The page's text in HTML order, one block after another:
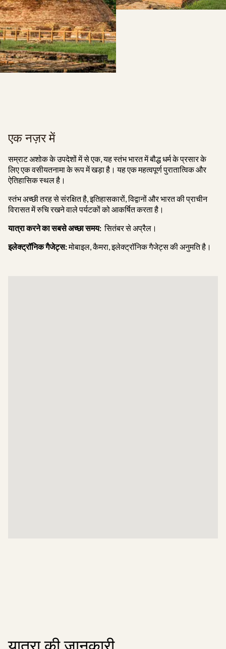
एक नज़र में
सम्राट अशोक के उपदेशों में से एक, यह स्तंभ भारत में बौद्ध धर्म के प्रसार के
लिए एक वसीयतनामा के रूप में खड़ा है। यह एक महत्वपूर्ण पुरातात्विक और
ऐतिहासिक स्थल है।
स्तंभ अच्छी तरह से संरक्षित है, इतिहासकारों, विद्वानों और भारत की प्राचीन
विरासत में रुचि रखने वाले पर्यटकों को आकर्षित करता है।
यात्रा करने का सबसे अच्छा समय: सितंबर से अप्रैल।
इलेक्ट्रॉनिक गैजेट्स:मोबाइल, कैमरा, इलेक्ट्रॉनिक गैजेट्स की अनुमति है।